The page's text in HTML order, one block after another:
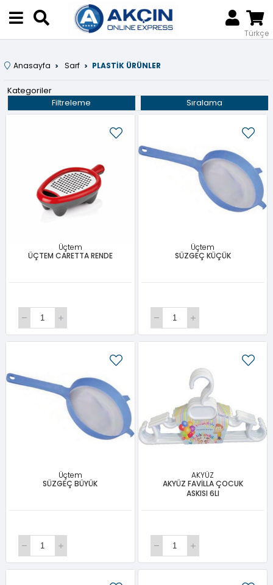
Türkçe
Anasayfa Sarf PLASTİK ÜRÜNLER
Kategoriler
Filtreleme
Sıralama
Üçtem
ÜÇTEM CARETTA RENDE
Üçtem
SÜZGEÇ KÜÇÜK
Üçtem
SÜZGEÇ BÜYÜK
AKYÜZ
AKYÜZ FAVİLLA ÇOCUK
ASKISI 6LI